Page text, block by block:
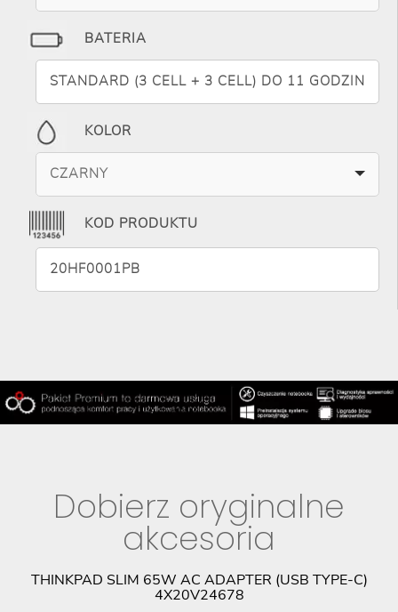
BATERIA
STANDARD (3 CELL + 3 CELL) DO 11 GODZIN
KOLOR
CZARNY
KOD PRODUKTU
20HF0001PB
Dobierz oryginalne
akcesoria
THINKPAD SLIM 65W AC ADAPTER (USB TYPE-C)
4X20V24678